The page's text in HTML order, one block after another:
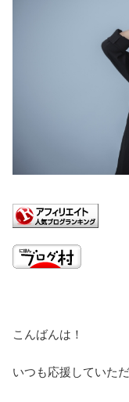
こんばんは！
いつも応援していた